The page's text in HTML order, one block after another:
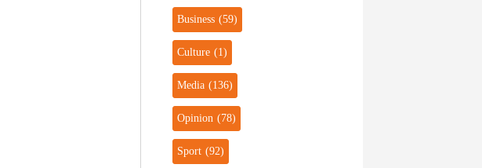
Business(59)
Culture(1)
Media(136)
Opinion(78)
Sport(92)